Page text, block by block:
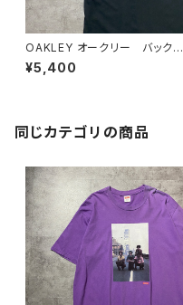
OAKLEY オークリー バックプ
リント ブラック 黒 Tシャツ
¥5,400
同じカテゴリの商品